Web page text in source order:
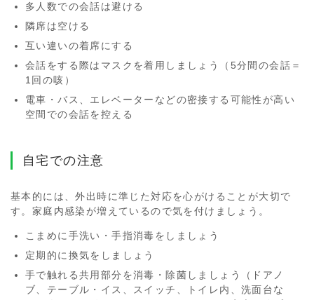
多人数での会話は避ける
隣席は空ける
互い違いの着席にする
会話をする際はマスクを着用しましょう（5分間の会話＝
1回の咳）
電車・バス、エレベーターなどの密接する可能性が高い
空間での会話を控える
自宅での注意
基本的には、外出時に準じた対応を心がけることが大切で
す。家庭内感染が増えているので気を付けましょう。
こまめに手洗い・手指消毒をしましょう
定期的に換気をしましょう
手で触れる共用部分を消毒・除菌しましょう（ドアノ
ブ、テーブル・イス、スイッチ、トイレ内、洗面台な